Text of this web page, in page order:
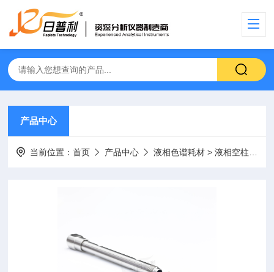
产品中心
当前位置：首页 产品中心 液相色谱耗材 >液相空柱管